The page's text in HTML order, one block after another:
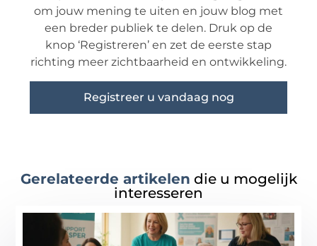
om jouw mening te uiten en jouw blog met
een breder publiek te delen. Druk op de
knop ‘Registreren’ en zet de eerste stap
richting meer zichtbaarheid en ontwikkeling.
Registreer u vandaag nog
Gerelateerde artikelen die u mogelijk
interesseren